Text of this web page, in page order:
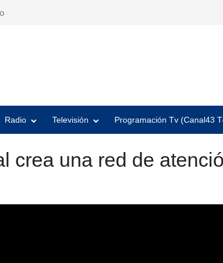
Radio Televisión Programación Tv (Canal43
crea una red de